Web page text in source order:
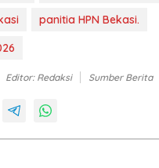
panitia HPN Bekasi.
Editor: Redaksi Sumber Berita